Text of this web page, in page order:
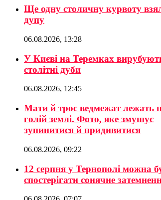
Ще одну столичну курвоту
дупу
06.08.2026, 13:28
У Києві на Теремках
столітні дуби
06.08.2026, 12:45
Мати й троє ведмежат лежать
голій землі. Фото, яке змушує
зупинитися й придивитися
06.08.2026, 09:22
12 серпня у Тернополі можна
спостерігати сонячне